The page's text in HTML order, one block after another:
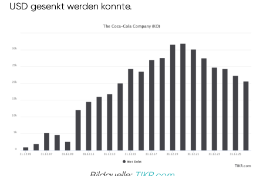
USD gesenkt werden konnte.